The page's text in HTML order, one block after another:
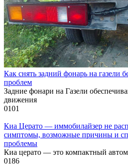
Как снять задний фонарь на газели
проблем
Задние фонари на Газели
движения
0101
Киа Церато — иммобилайзер не
симптомы, возможные причины и
проблемы
Киа церато — это компактный
0186